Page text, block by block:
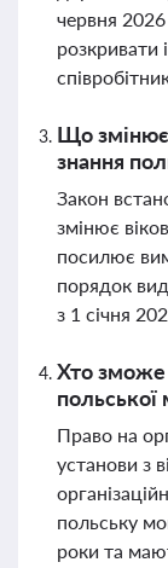
червня
розкривати
Що змінює
знання
Закон
змінює
посилює
порядок
з 1 січня
Хто зможе
Право на
установи з
польську
роки та